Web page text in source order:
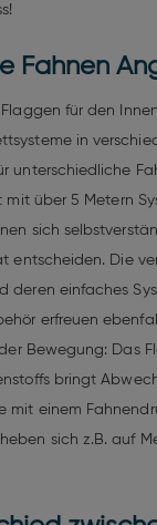
Fahnen
für den
in
unterschiedliche
mit über 5 Metern
sich
entscheiden. Die
deren einfaches
erfreuen
Bewegung: Das
bringt
mit einem
sich z.B. auf